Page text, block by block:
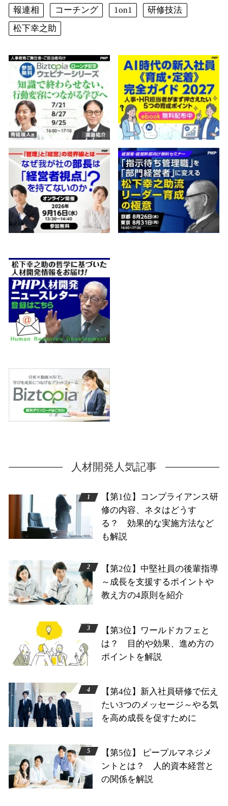
報連相 コーチング 1on1
研修技法
松下幸之助
人材開発人気記事
【第1位】コンプライアンス研
修の内容、ネタはどうす
る？ 効果的な実施方法など
も解説
【第2位】中堅社員の後輩指導
～成長を支援するポイントや
教え方の4原則を紹介
【第3位】ワールドカフェと
は？ 目的や効果、進め方の
ポイントを解説
【第4位】新入社員研修で伝え
たい3つのメッセージ～やる気
を高め成長を促すために
【第5位】 ピープルマネジメ
ントとは？ 人的資本経営と
の関係を解説